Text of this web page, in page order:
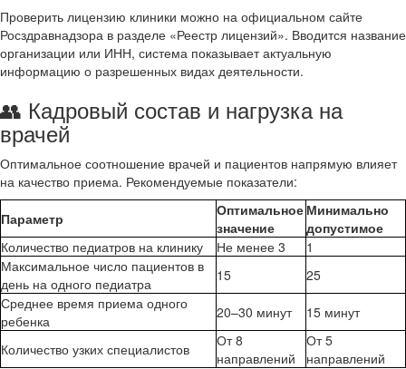
Проверить лицензию клиники можно на официальном сайте
Росздравнадзора в разделе «Реестр лицензий». Вводится название
организации или ИНН, система показывает актуальную
информацию о разрешенных видах деятельности.
👥 Кадровый состав и нагрузка на
врачей
Оптимальное соотношение врачей и пациентов напрямую влияет
на качество приема. Рекомендуемые показатели:
Параметр
Оптимальное
значение
Минимально
допустимое
Количество педиатров на клинику
Не менее 3
1
Максимальное число пациентов в
день на одного педиатра
15
25
Среднее время приема одного
ребенка
20–30 минут 15 минут
Количество узких специалистов
От 8
направлений
От 5
направлений